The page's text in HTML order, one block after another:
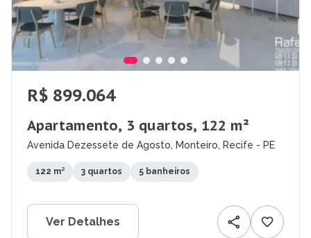
R$ 899.064
Apartamento, 3 quartos, 122 m²
Avenida Dezessete de Agosto, Monteiro, Recife - PE
122 m² 3 quartos 5 banheiros
Ver Detalhes